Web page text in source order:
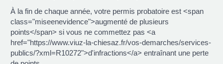
À la fin de chaque année, votre permis probatoire est <span
class="miseenevidence">augmenté de plusieurs
points</span> si vous ne commettez pas <a
href="https://www.viuz-la-chiesaz.fr/vos-demarches/services-
publics/?xml=R10272">d'infractions</a> entraînant une perte